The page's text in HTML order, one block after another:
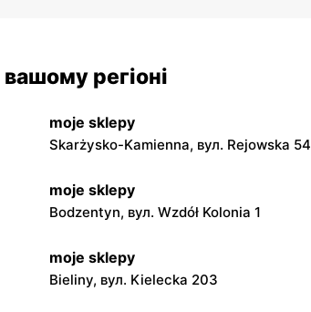
регіоні
moje sklepy
Skarżysko-Kamienna, вул. Rejowska 54
moje sklepy
Bodzentyn, вул. Wzdół Kolonia 1
moje sklepy
Bieliny, вул. Kielecka 203